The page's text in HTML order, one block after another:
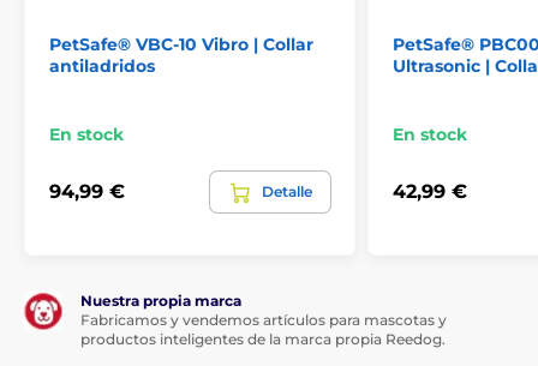
perros.
También se incluye un collar de nylon
resistente que es ajustable y cómodo.
Correa ajustable para circunferencia de
PetSafe® VBC-10 Vibro | Collar
antiladridos
En stock
94,99 € Detalle
PetSafe®
Ultrasonic |
En stock
42,99 €
Nuestra propia marca
Fabricamos y vendemos artículos para mascotas y
productos inteligentes de la marca propia Reedog.